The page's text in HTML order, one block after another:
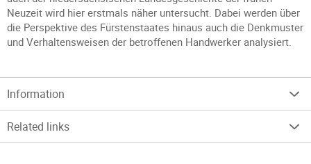
Neuzeit wird hier erstmals näher untersucht. Dabei werden über
die Perspektive des Fürstenstaates hinaus auch die Denkmuster
und Verhaltensweisen der betroffenen Handwerker analysiert.
Information
Related links